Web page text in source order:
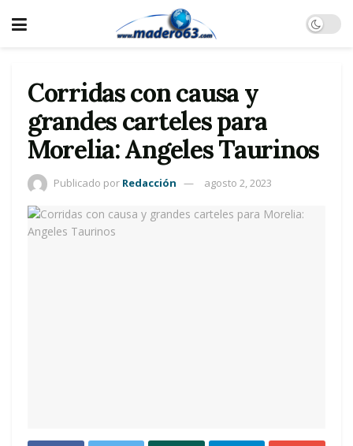
Corridas con causa y
grandes carteles para
Morelia: Angeles Taurinos
Publicado por Redacción agosto 2, 2023